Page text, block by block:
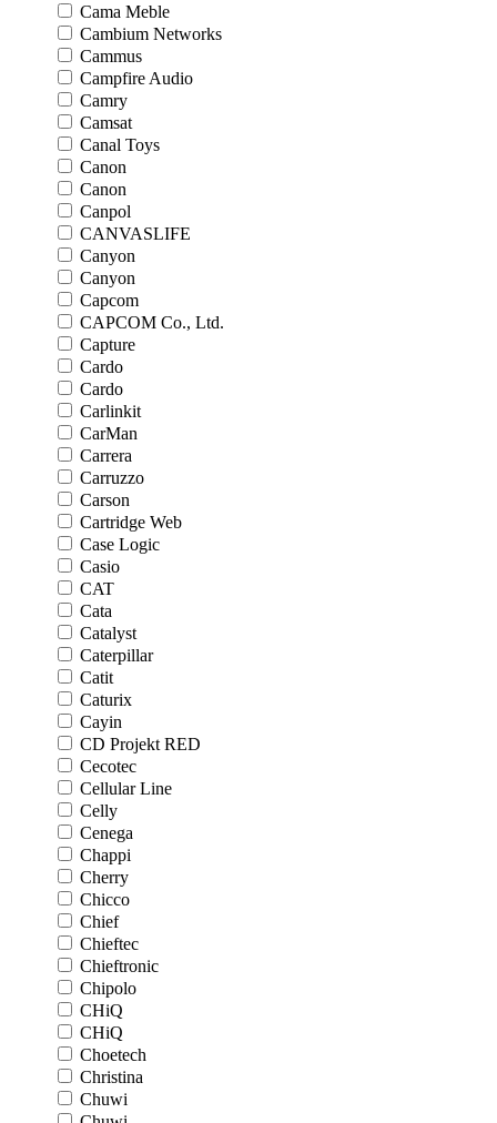
Cama Meble
Cambium Networks
Cammus
Campfire Audio
Camry
Camsat
Canal Toys
Canon
Canon
Canpol
CANVASLIFE
Canyon
Canyon
Capcom
CAPCOM Co., Ltd.
Capture
Cardo
Cardo
Carlinkit
CarMan
Carrera
Carruzzo
Carson
Cartridge Web
Case Logic
Casio
CAT
Cata
Catalyst
Caterpillar
Catit
Caturix
Cayin
CD Projekt RED
Cecotec
Cellular Line
Celly
Cenega
Chappi
Cherry
Chicco
Chief
Chieftec
Chieftronic
Chipolo
CHiQ
CHiQ
Choetech
Christina
Chuwi